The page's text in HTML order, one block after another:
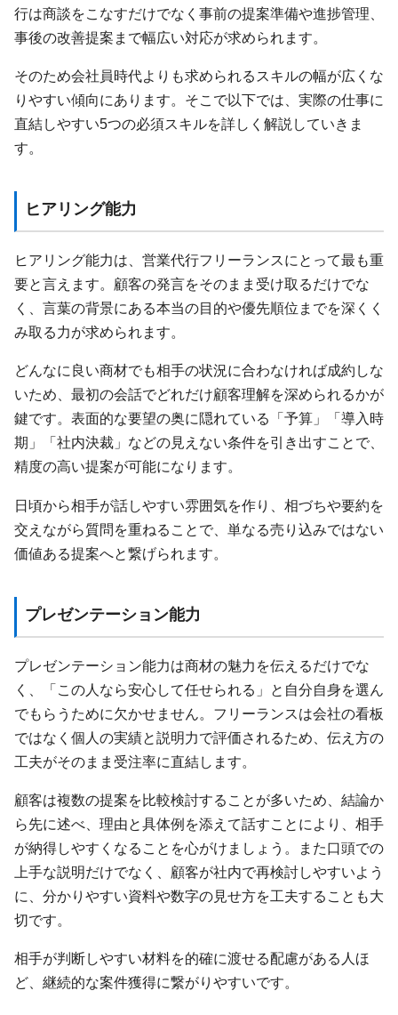
行は商談をこなすだけでなく事前の提案準備や進捗管理、
事後の改善提案まで幅広い対応が求められます。
そのため会社員時代よりも求められるスキルの幅が広くな
りやすい傾向にあります。そこで以下では、実際の仕事に
直結しやすい5つの必須スキルを詳しく解説していきま
す。
ヒアリング能力
ヒアリング能力は、営業代行フリーランスにとって最も重
要と言えます。顧客の発言をそのまま受け取るだけでな
く、言葉の背景にある本当の目的や優先順位までを深くく
み取る力が求められます。
どんなに良い商材でも相手の状況に合わなければ成約しな
いため、最初の会話でどれだけ顧客理解を深められるかが
鍵です。表面的な要望の奥に隠れている「予算」「導入時
期」「社内決裁」などの見えない条件を引き出すことで、
精度の高い提案が可能になります。
日頃から相手が話しやすい雰囲気を作り、相づちや要約を
交えながら質問を重ねることで、単なる売り込みではない
価値ある提案へと繋げられます。
プレゼンテーション能力
プレゼンテーション能力は商材の魅力を伝えるだけでな
く、「この人なら安心して任せられる」と自分自身を選ん
でもらうために欠かせません。フリーランスは会社の看板
ではなく個人の実績と説明力で評価されるため、伝え方の
工夫がそのまま受注率に直結します。
顧客は複数の提案を比較検討することが多いため、結論か
ら先に述べ、理由と具体例を添えて話すことにより、相手
が納得しやすくなることを心がけましょう。また口頭での
上手な説明だけでなく、顧客が社内で再検討しやすいよう
に、分かりやすい資料や数字の見せ方を工夫することも大
切です。
相手が判断しやすい材料を的確に渡せる配慮がある人ほ
ど、継続的な案件獲得に繋がりやすいです。